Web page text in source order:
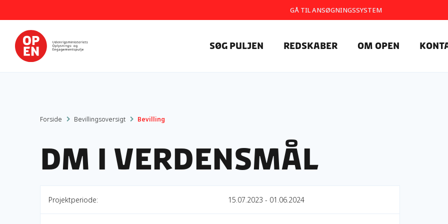
GÅ TIL ANSØGNINGSSYSTEM
Søg Puljen Redskaber Om OpEn
Forside Bevillingsoversigt Bevilling
DM i verdensmål
Projektperiode: 15.07.2023 - 01.06.2024